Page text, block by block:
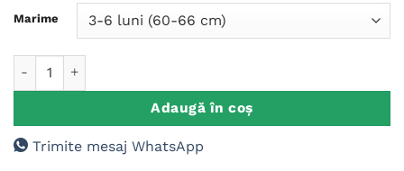
Marime
Adaugă în coș
Trimite mesaj WhatsApp